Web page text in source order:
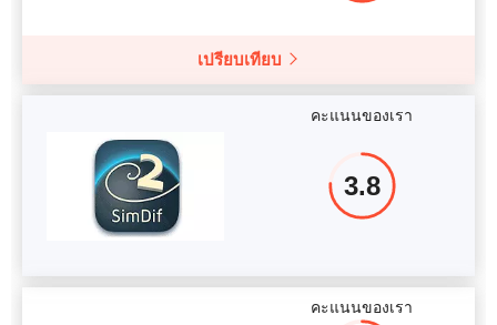
เปรียบเทียบ
คะแนนของเรา
3.8
คะแนนของเรา